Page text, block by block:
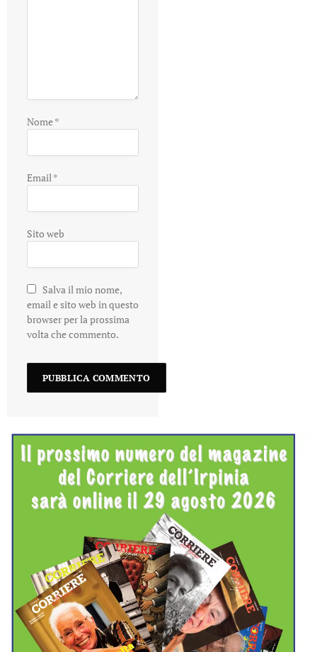
Nome*
Email*
Sito web
Salva il mio nome,
email e sito web in questo
browser per la prossima
volta che commento.